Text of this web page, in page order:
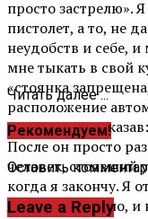
просто застрелю».
пистолет, а то, не
неудобств и себе,
мне тыкать в свой
«стоянка
расположение
меня за шею,
После он просто
человек, стоявший
когда я закончу. Я
Да я, если честно,
Читать далее ...
Рекомендуем!
Оставить
Leave a Reply